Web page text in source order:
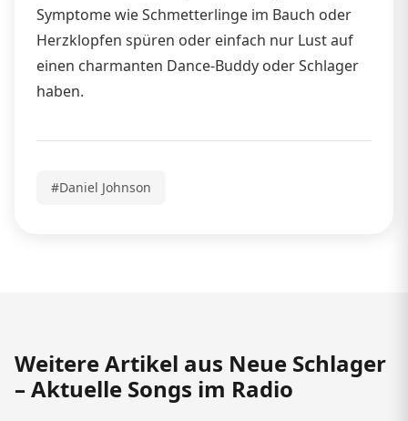
Symptome wie Schmetterlinge im Bauch oder
Herzklopfen spüren oder einfach nur Lust auf
einen charmanten Dance-Buddy oder Schlager
haben.
#Daniel Johnson
Weitere Artikel aus Neue Schlager
– Aktuelle Songs im Radio